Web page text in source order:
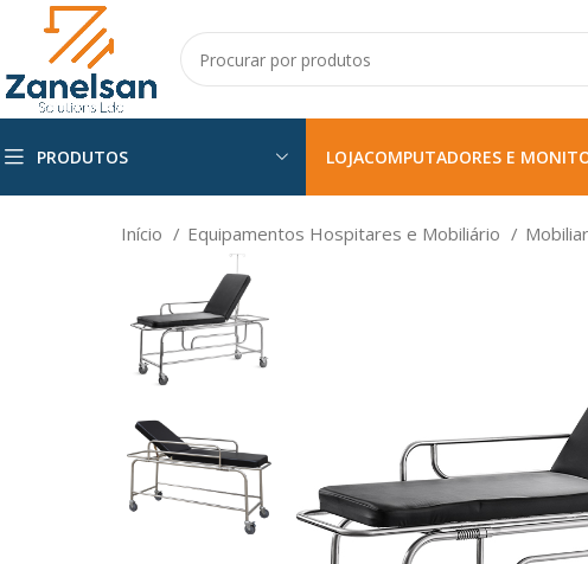
PRODUTOS LOJACOMPUTADORES E
Início Equipamentos Hospitares e Mobiliário